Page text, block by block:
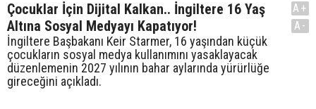
Çocuklar İçin Dijital Kalkan.. İngiltere 16 Yaş
Altına Sosyal Medyayı Kapatıyor!
İngiltere Başbakanı Keir Starmer, 16 yaşından küçük
çocukların sosyal medya kullanımını yasaklayacak
düzenlemenin 2027 yılının bahar aylarında yürürlüğe
gireceğini açıkladı.
A+
A-